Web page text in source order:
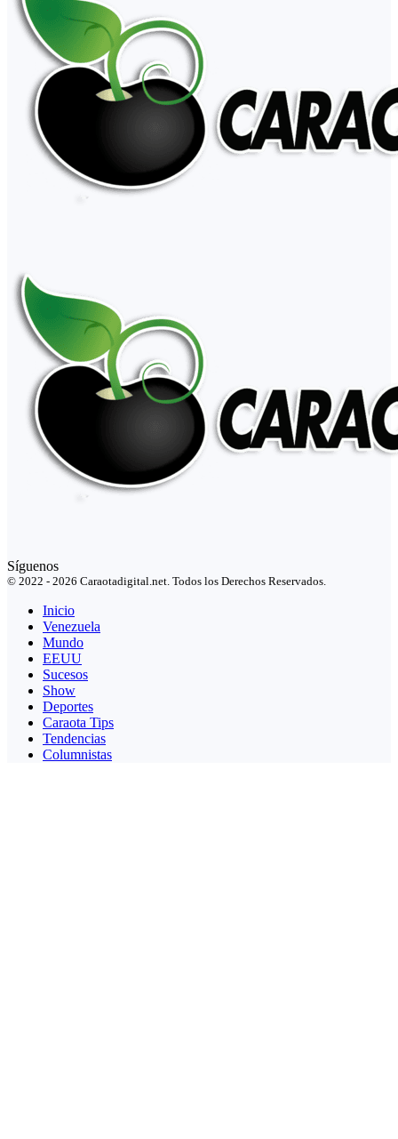
Síguenos
© 2022 - 2026 Caraotadigital.net. Todos los Derechos Reservados.
Inicio
Venezuela
Mundo
EEUU
Sucesos
Show
Deportes
Caraota Tips
Tendencias
Columnistas